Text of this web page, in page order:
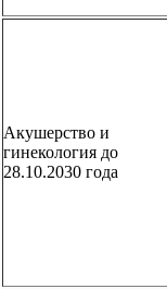
Акушерство и
гинекология до
28.10.2030 года